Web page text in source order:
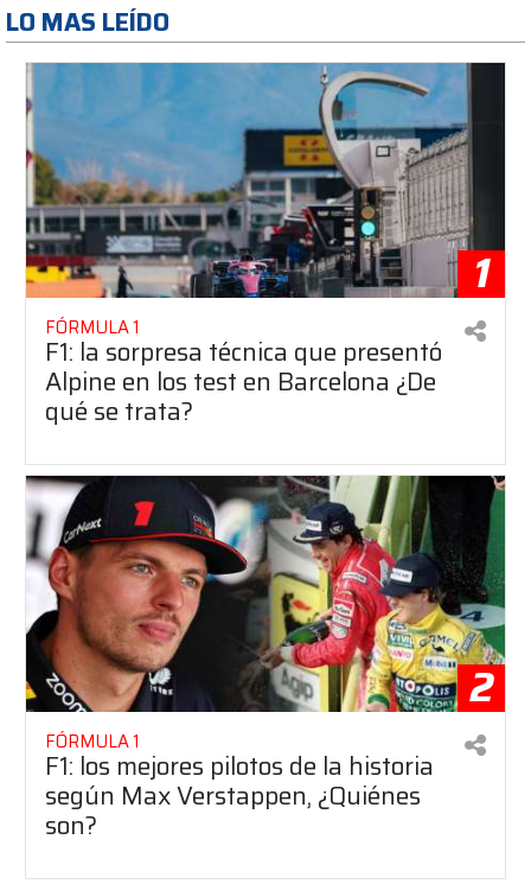
LO MAS LEÍDO
1
FÓRMULA 1
F1: la sorpresa técnica que presentó
Alpine en los test en Barcelona ¿De
qué se trata?
2
FÓRMULA 1
F1: los mejores pilotos de la historia
según Max Verstappen, ¿Quiénes
son?